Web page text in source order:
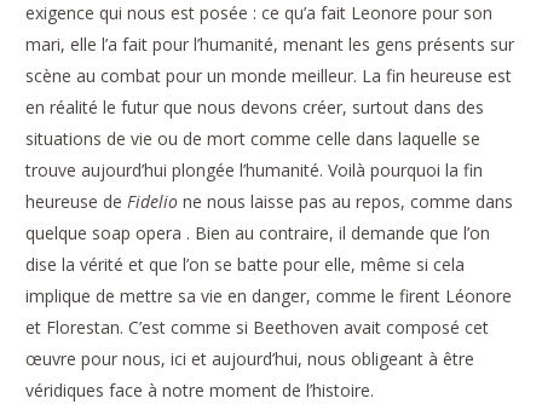
exigence qui nous est posée : ce qu’a fait Leonore pour son
mari, elle l’a fait pour l’humanité, menant les gens présents sur
scène au combat pour un monde meilleur. La fin heureuse est
en réalité le futur que nous devons créer, surtout dans des
situations de vie ou de mort comme celle dans laquelle se
trouve aujourd’hui plongée l’humanité. Voilà pourquoi la fin
heureuse de Fidelione nous laisse pas au repos, comme dans
quelque soap opera . Bien au contraire, il demande que l’on
dise la vérité et que l’on se batte pour elle, même si cela
implique de mettre sa vie en danger, comme le firent Léonore
et Florestan. C’est comme si Beethoven avait composé cet
œuvre pour nous, ici et aujourd’hui, nous obligeant à être
véridiques face à notre moment de l’histoire.